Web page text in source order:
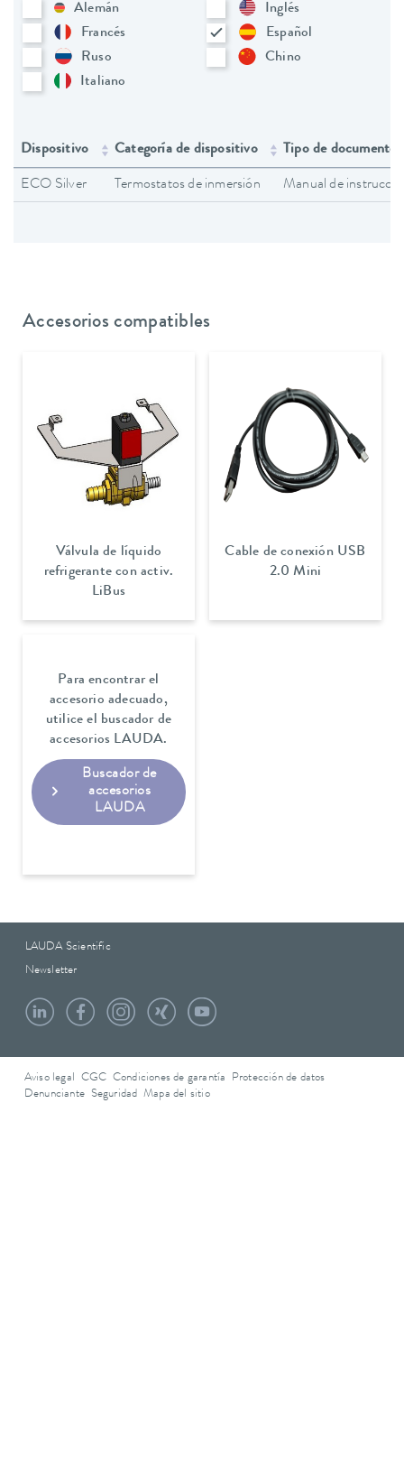
Alemán
Inglés
Francés
Español
Ruso
Chino
Italiano
Dispositivo Categoría de dispositivo Tipo de documento
ECO Silver Termostatos de inmersión Manual de
Accesorios compatibles
Válvula de líquido
refrigerante con activ.
LiBus
Cable de conexión USB
2.0 Mini
Para encontrar el
accesorio adecuado,
utilice el buscador de
accesorios LAUDA.
Buscador de
accesorios
LAUDA
LAUDA Scientific
Newsletter
Aviso legal CGC Condiciones de garantía
Protección de datos
Denunciante Seguridad Mapa del sitio